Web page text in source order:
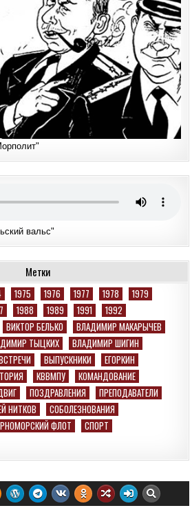
вальс"
Метки
1975 1976 1977 1978
1979
1988 1989 1991
1992
ВИКТОР БЕЛЬКО
ВЛАДИМИР МАКАРЫЧЕВ
ТЫЦКИХ
ВЛАДИМИР ШИГИН
ВЫПУСКНИКИ
ЕГОРКИН
КВВМПУ
КОМАНДОВАНИЕ
ПОЗДРАВЛЕНИЯ
ПРЕПОДАВАТЕЛИ
НИТКОВ
СОБОЛЕЗНОВАНИЯ
ФЛОТ
СПОРТ